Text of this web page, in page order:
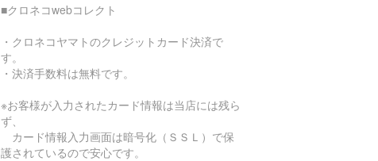
■クロネコwebコレクト
・クロネコヤマトのクレジットカード決済で
す。
・決済手数料は無料です。
※お客様が入力されたカード情報は当店には残ら
ず、
カード情報入力画面は暗号化（ＳＳＬ）で保
護されているので安心です。